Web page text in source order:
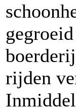
rijden